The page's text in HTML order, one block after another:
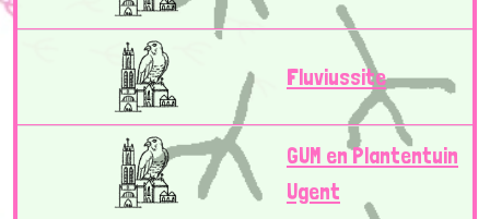
Fluviussite
GUM en Plantentuin
Ugent